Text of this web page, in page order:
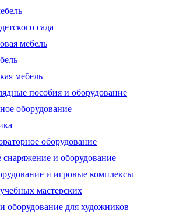
сада
мебель
мебель
пособия и оборудование
оборудование
оборудование
и оборудование
и игровые комплексы
мастерских
оборудование для художников